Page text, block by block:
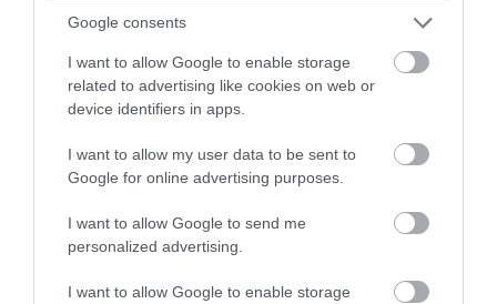
Google consents
I want to allow Google to enable storage
related to advertising like cookies on web or
device identifiers in apps.
I want to allow my user data to be sent to
Google for online advertising purposes.
I want to allow Google to send me
personalized advertising.
I want to allow Google to enable storage